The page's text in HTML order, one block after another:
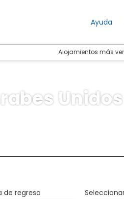
Ayuda
Alojamientos más
Unidos
de regreso